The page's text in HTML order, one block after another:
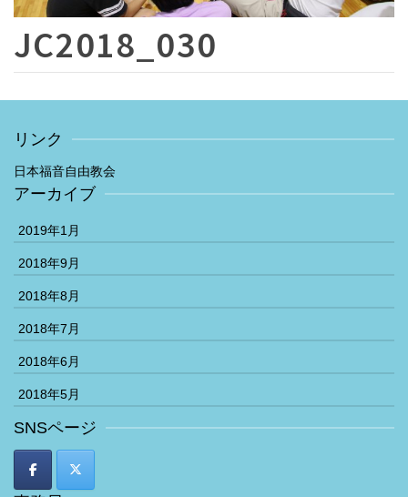
JC2018_030
リンク
日本福音自由教会
アーカイブ
2019年1月
2018年9月
2018年8月
2018年7月
2018年6月
2018年5月
SNSページ